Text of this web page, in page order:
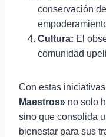
conservación
Cultura: El
comunidad
Con estas
Maestros» no solo
sino que consolida
bienestar para sus